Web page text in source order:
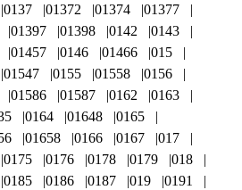
0137 01372 01374
01377
01397 01398 0142
0143
01457 0146 01466
015
01547 0155 01558
0156
01586 01587 0162
0163
0164 01648
0165
01658 0166 0167
017
0175 0176 0178 0179
018
0185 0186 0187 019
0191